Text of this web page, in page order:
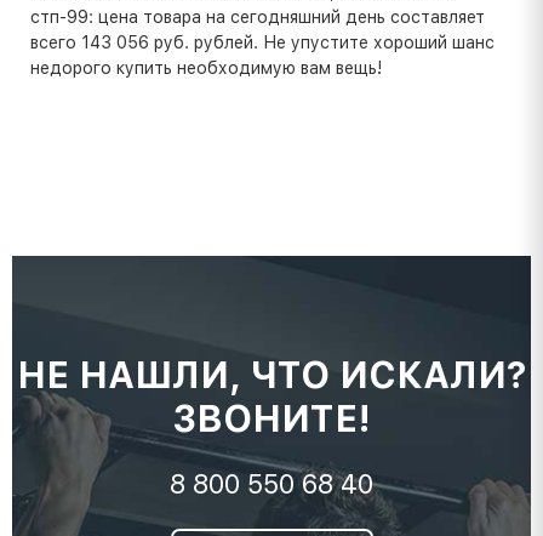
стп-99: цена товара на сегодняшний день составляет
всего 143 056 руб. рублей. Не упустите хороший шанс
недорого купить необходимую вам вещь!
НЕ НАШЛИ, ЧТО ИСКАЛИ?
ЗВОНИТЕ!
8 800 550 68 40